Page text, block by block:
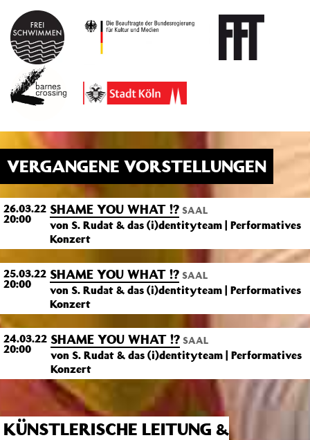
VERGANGENE VORSTELLUNGEN
26.03.22
20:00
SHAME YOU WHAT !? SAAL
von S. Rudat & das (i)dentityteam | Performatives
Konzert
25.03.22
20:00
SHAME YOU WHAT !? SAAL
von S. Rudat & das (i)dentityteam | Performatives
Konzert
24.03.22
20:00
SHAME YOU WHAT !? SAAL
von S. Rudat & das (i)dentityteam | Performatives
Konzert
KÜNSTLERISCHE LEITUNG &